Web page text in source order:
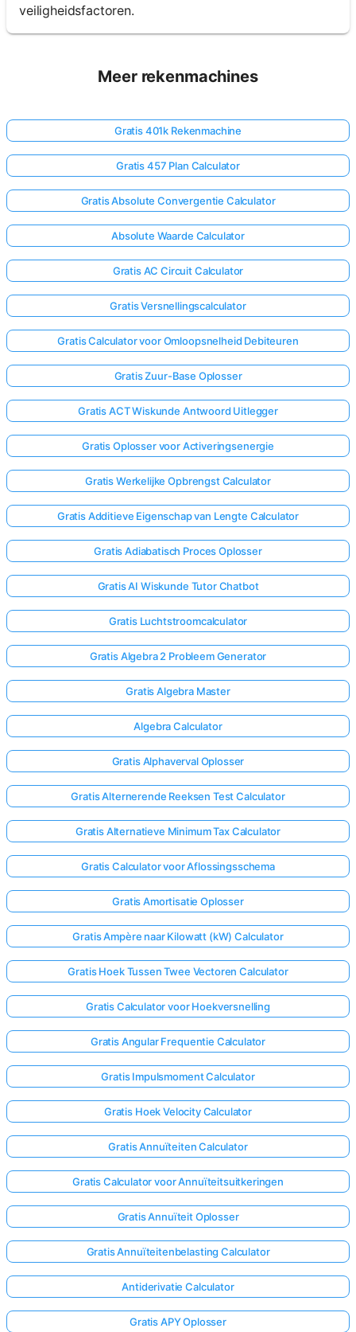
veiligheidsfactoren.
Meer rekenmachines
Gratis 401k Rekenmachine
Gratis 457 Plan Calculator
Gratis Absolute Convergentie Calculator
Absolute Waarde Calculator
Gratis AC Circuit Calculator
Gratis Versnellingscalculator
Gratis Calculator voor Omloopsnelheid Debiteuren
Gratis Zuur-Base Oplosser
Gratis ACT Wiskunde Antwoord Uitlegger
Gratis Oplosser voor Activeringsenergie
Gratis Werkelijke Opbrengst Calculator
Gratis Additieve Eigenschap van Lengte Calculator
Gratis Adiabatisch Proces Oplosser
Gratis AI Wiskunde Tutor Chatbot
Gratis Luchtstroomcalculator
Gratis Algebra 2 Probleem Generator
Gratis Algebra Master
Algebra Calculator
Gratis Alphaverval Oplosser
Gratis Alternerende Reeksen Test Calculator
Gratis Alternatieve Minimum Tax Calculator
Gratis Calculator voor Aflossingsschema
Gratis Amortisatie Oplosser
Gratis Ampère naar Kilowatt (kW) Calculator
Gratis Hoek Tussen Twee Vectoren Calculator
Gratis Calculator voor Hoekversnelling
Gratis Angular Frequentie Calculator
Gratis Impulsmoment Calculator
Gratis Hoek Velocity Calculator
Gratis Annuïteiten Calculator
Gratis Calculator voor Annuïteitsuitkeringen
Gratis Annuïteit Oplosser
Gratis Annuïteitenbelasting Calculator
Antiderivatie Calculator
Gratis APY Oplosser